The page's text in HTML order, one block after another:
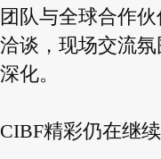
团队与全球合作
洽谈，现场交流
深化。
CIBF精彩仍在继续